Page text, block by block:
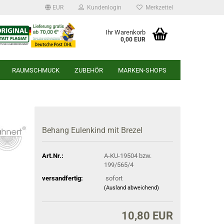
EUR Kundenlogin Merkzettel
Ihr Warenkorb
0,00 EUR
RAUMSCHMUCK ZUBEHÖR MARKEN-SHOPS
Behang Eulenkind mit Brezel
Art.Nr.:
A-KU-19504 bzw.
199/565/4
versandfertig:
sofort
(Ausland abweichend)
10,80 EUR